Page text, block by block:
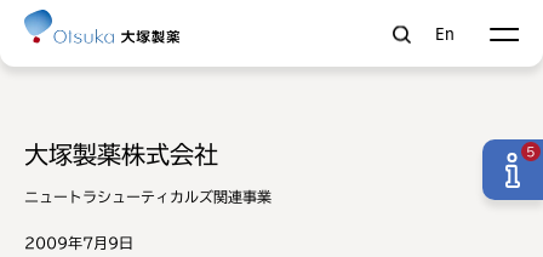
En
大塚製薬株式会社
ニュートラシューティカルズ関連事業
2009年7月9日
5